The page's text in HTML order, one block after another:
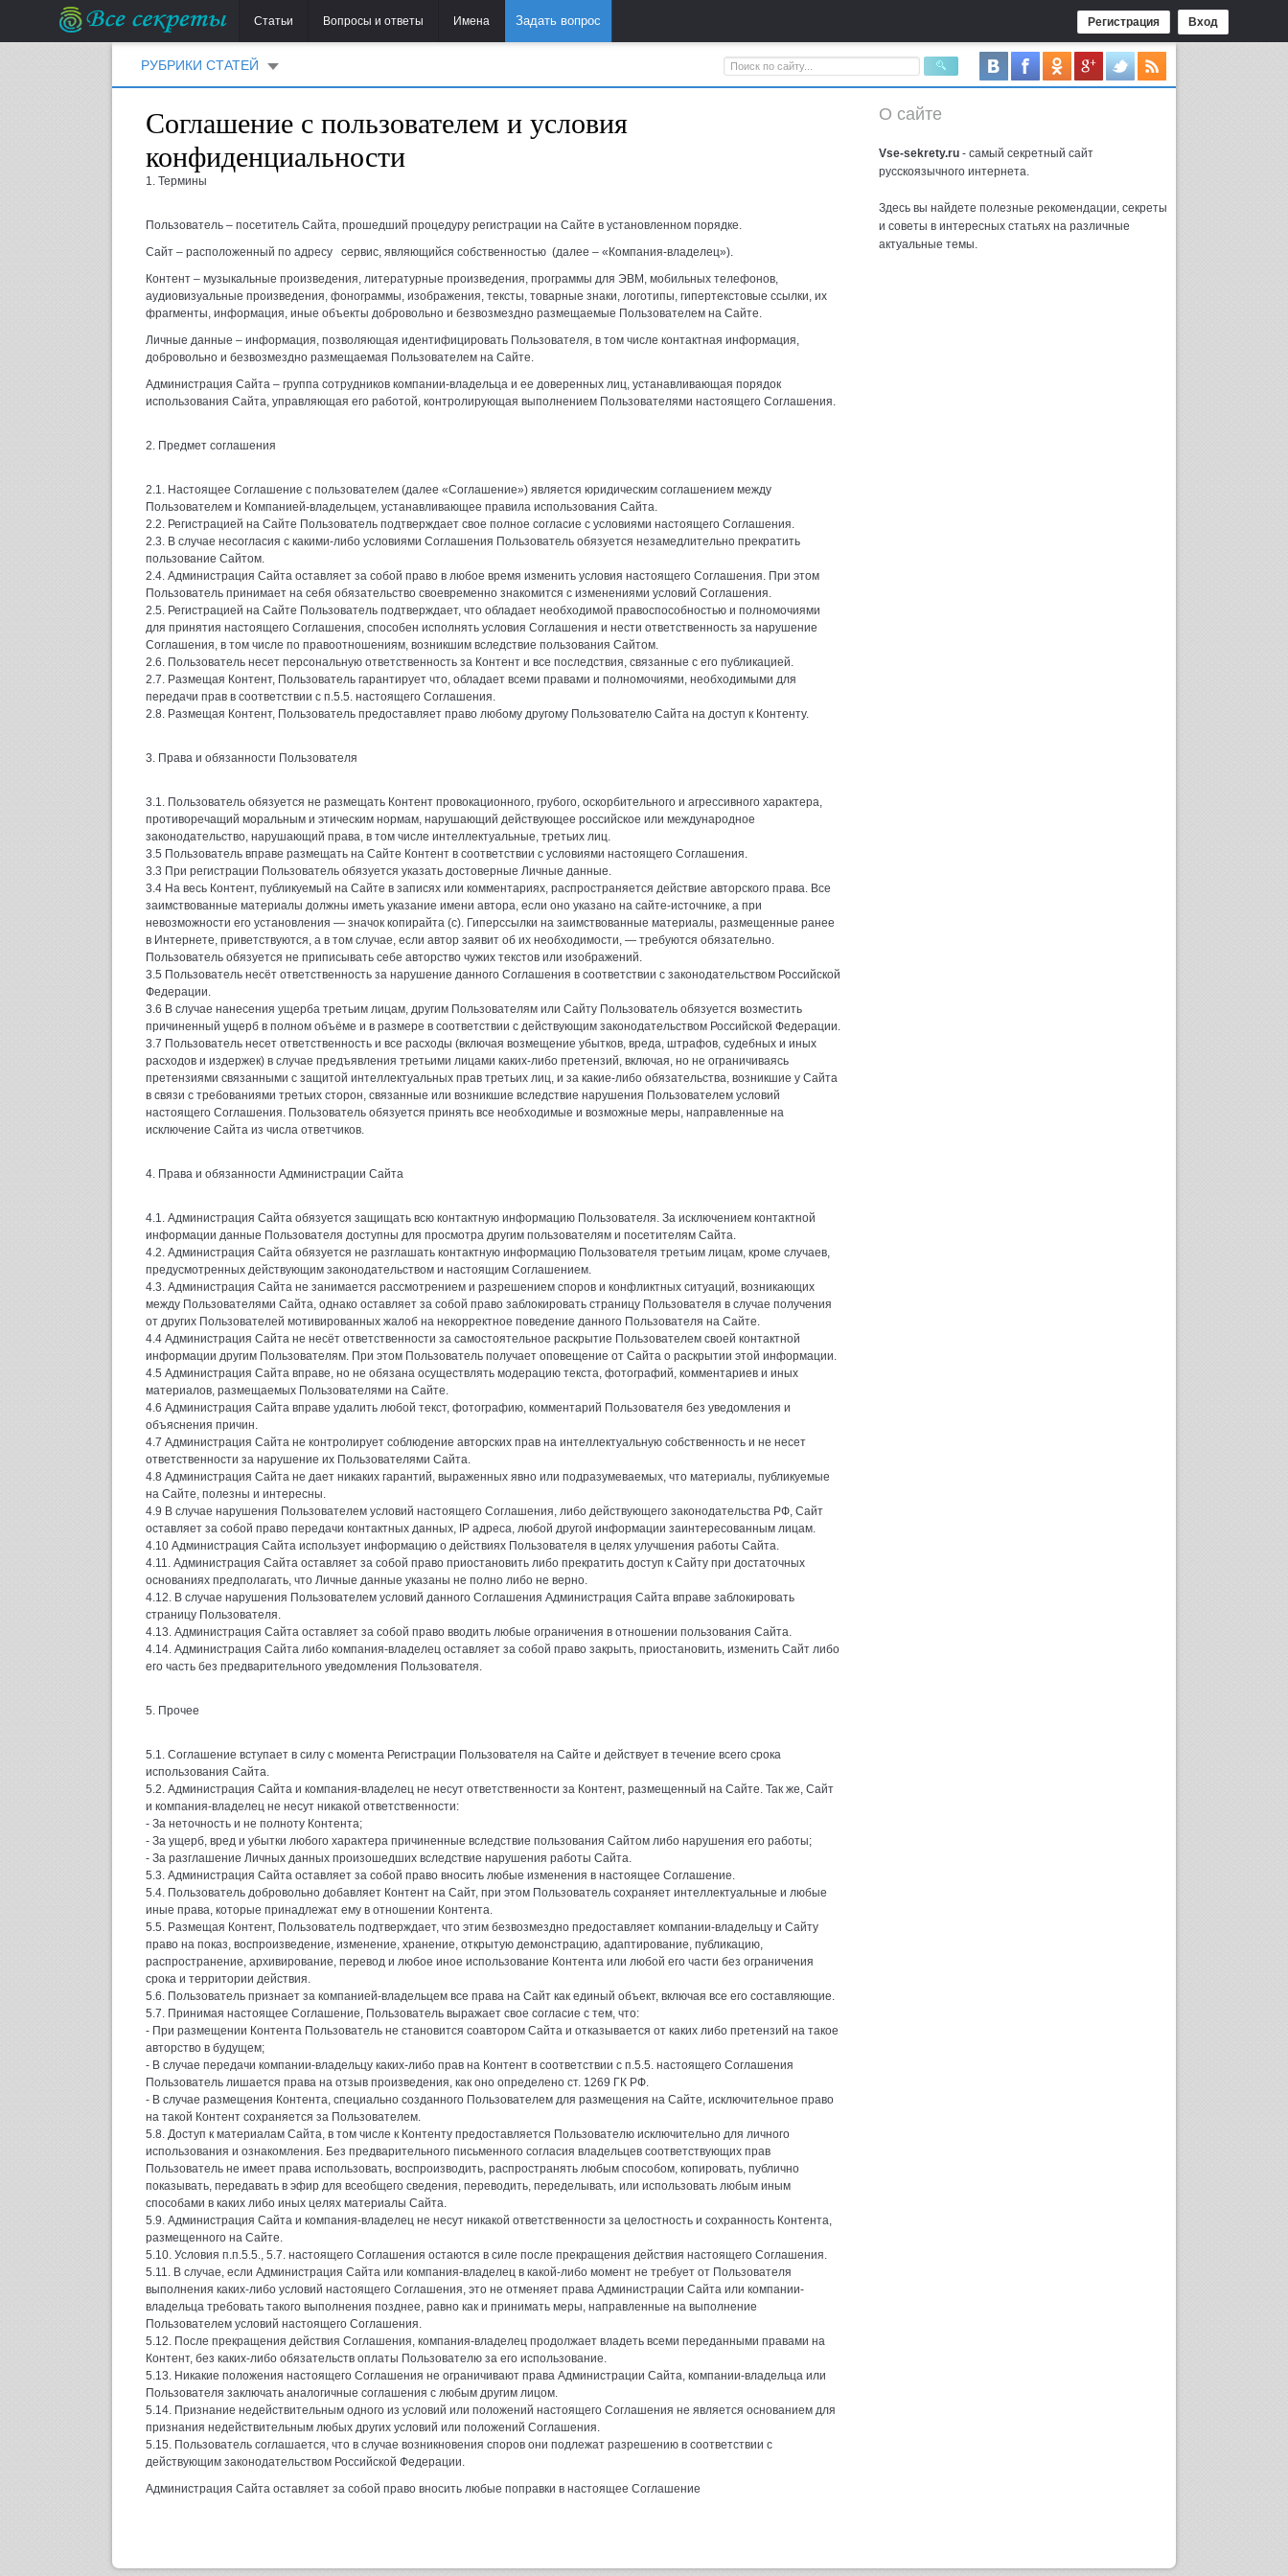
Регистрация Вход
Задать вопрос
Статьи Вопросы и ответы Имена
РУБРИКИ СТАТЕЙ
Соглашение с пользователем и условия
конфиденциальности
1. Термины
Пользователь – посетитель Сайта, прошедший процедуру регистрации на Сайте в установленном порядке.
Сайт – расположенный по адресу сервис, являющийся собственностью (далее – «Компания-владелец»).
Контент – музыкальные произведения, литературные произведения, программы для ЭВМ, мобильных телефонов,
аудиовизуальные произведения, фонограммы, изображения, тексты, товарные знаки, логотипы, гипертекстовые ссылки, их
фрагменты, информация, иные объекты добровольно и безвозмездно размещаемые Пользователем на Сайте.
Личные данные – информация, позволяющая идентифицировать Пользователя, в том числе контактная информация,
добровольно и безвозмездно размещаемая Пользователем на Сайте.
Администрация Сайта – группа сотрудников компании-владельца и ее доверенных лиц, устанавливающая порядок
использования Сайта, управляющая его работой, контролирующая выполнением Пользователями настоящего Соглашения.
2. Предмет соглашения
2.1. Настоящее Соглашение с пользователем (далее «Соглашение») является юридическим соглашением между
Пользователем и Компанией-владельцем, устанавливающее правила использования Сайта.
2.2. Регистрацией на Сайте Пользователь подтверждает свое полное согласие с условиями настоящего Соглашения.
2.3. В случае несогласия с какими-либо условиями Соглашения Пользователь обязуется незамедлительно прекратить
пользование Сайтом.
2.4. Администрация Сайта оставляет за собой право в любое время изменить условия настоящего Соглашения. При этом
Пользователь принимает на себя обязательство своевременно знакомится с изменениями условий Соглашения.
2.5. Регистрацией на Сайте Пользователь подтверждает, что обладает необходимой правоспособностью и полномочиями
для принятия настоящего Соглашения, способен исполнять условия Соглашения и нести ответственность за нарушение
Соглашения, в том числе по правоотношениям, возникшим вследствие пользования Сайтом.
2.6. Пользователь несет персональную ответственность за Контент и все последствия, связанные с его публикацией.
2.7. Размещая Контент, Пользователь гарантирует что, обладает всеми правами и полномочиями, необходимыми для
передачи прав в соответствии с п.5.5. настоящего Соглашения.
2.8. Размещая Контент, Пользователь предоставляет право любому другому Пользователю Сайта на доступ к Контенту.
3. Права и обязанности Пользователя
3.1. Пользователь обязуется не размещать Контент провокационного, грубого, оскорбительного и агрессивного характера,
противоречащий моральным и этическим нормам, нарушающий действующее российское или международное
законодательство, нарушающий права, в том числе интеллектуальные, третьих лиц.
3.5 Пользователь вправе размещать на Сайте Контент в соответствии с условиями настоящего Соглашения.
3.3 При регистрации Пользователь обязуется указать достоверные Личные данные.
3.4 На весь Контент, публикуемый на Сайте в записях или комментариях, распространяется действие авторского права. Все
заимствованные материалы должны иметь указание имени автора, если оно указано на сайте-источнике, а при
невозможности его установления — значок копирайта (с). Гиперссылки на заимствованные материалы, размещенные ранее
в Интернете, приветствуются, а в том случае, если автор заявит об их необходимости, — требуются обязательно.
Пользователь обязуется не приписывать себе авторство чужих текстов или изображений.
3.5 Пользователь несёт ответственность за нарушение данного Соглашения в соответствии с законодательством Российской
Федерации.
3.6 В случае нанесения ущерба третьим лицам, другим Пользователям или Сайту Пользователь обязуется возместить
причиненный ущерб в полном объёме и в размере в соответствии с действующим законодательством Российской Федерации.
3.7 Пользователь несет ответственность и все расходы (включая возмещение убытков, вреда, штрафов, судебных и иных
расходов и издержек) в случае предъявления третьими лицами каких-либо претензий, включая, но не ограничиваясь
претензиями связанными с защитой интеллектуальных прав третьих лиц, и за какие-либо обязательства, возникшие у Сайта
в связи с требованиями третьих сторон, связанные или возникшие вследствие нарушения Пользователем условий
настоящего Соглашения. Пользователь обязуется принять все необходимые и возможные меры, направленные на
исключение Сайта из числа ответчиков.
4. Права и обязанности Администрации Сайта
4.1. Администрация Сайта обязуется защищать всю контактную информацию Пользователя. За исключением контактной
информации данные Пользователя доступны для просмотра другим пользователям и посетителям Сайта.
4.2. Администрация Сайта обязуется не разглашать контактную информацию Пользователя третьим лицам, кроме случаев,
предусмотренных действующим законодательством и настоящим Соглашением.
4.3. Администрация Сайта не занимается рассмотрением и разрешением споров и конфликтных ситуаций, возникающих
между Пользователями Сайта, однако оставляет за собой право заблокировать страницу Пользователя в случае получения
от других Пользователей мотивированных жалоб на некорректное поведение данного Пользователя на Сайте.
4.4 Администрация Сайта не несёт ответственности за самостоятельное раскрытие Пользователем своей контактной
информации другим Пользователям. При этом Пользователь получает оповещение от Сайта о раскрытии этой информации.
4.5 Администрация Сайта вправе, но не обязана осуществлять модерацию текста, фотографий, комментариев и иных
материалов, размещаемых Пользователями на Сайте.
4.6 Администрация Сайта вправе удалить любой текст, фотографию, комментарий Пользователя без уведомления и
объяснения причин.
4.7 Администрация Сайта не контролирует соблюдение авторских прав на интеллектуальную собственность и не несет
ответственности за нарушение их Пользователями Сайта.
4.8 Администрация Сайта не дает никаких гарантий, выраженных явно или подразумеваемых, что материалы, публикуемые
на Сайте, полезны и интересны.
4.9 В случае нарушения Пользователем условий настоящего Соглашения, либо действующего законодательства РФ, Сайт
оставляет за собой право передачи контактных данных, IP адреса, любой другой информации заинтересованным лицам.
4.10 Администрация Сайта использует информацию о действиях Пользователя в целях улучшения работы Сайта.
4.11. Администрация Сайта оставляет за собой право приостановить либо прекратить доступ к Сайту при достаточных
основаниях предполагать, что Личные данные указаны не полно либо не верно.
4.12. В случае нарушения Пользователем условий данного Соглашения Администрация Сайта вправе заблокировать
страницу Пользователя.
4.13. Администрация Сайта оставляет за собой право вводить любые ограничения в отношении пользования Сайта.
4.14. Администрация Сайта либо компания-владелец оставляет за собой право закрыть, приостановить, изменить Сайт либо
его часть без предварительного уведомления Пользователя.
5. Прочее
5.1. Соглашение вступает в силу с момента Регистрации Пользователя на Сайте и действует в течение всего срока
использования Сайта.
5.2. Администрация Сайта и компания-владелец не несут ответственности за Контент, размещенный на Сайте. Так же, Сайт
и компания-владелец не несут никакой ответственности:
- За неточность и не полноту Контента;
- За ущерб, вред и убытки любого характера причиненные вследствие пользования Сайтом либо нарушения его работы;
- За разглашение Личных данных произошедших вследствие нарушения работы Сайта.
5.3. Администрация Сайта оставляет за собой право вносить любые изменения в настоящее Соглашение.
5.4. Пользователь добровольно добавляет Контент на Сайт, при этом Пользователь сохраняет интеллектуальные и любые
иные права, которые принадлежат ему в отношении Контента.
5.5. Размещая Контент, Пользователь подтверждает, что этим безвозмездно предоставляет компании-владельцу и Сайту
право на показ, воспроизведение, изменение, хранение, открытую демонстрацию, адаптирование, публикацию,
распространение, архивирование, перевод и любое иное использование Контента или любой его части без ограничения
срока и территории действия.
5.6. Пользователь признает за компанией-владельцем все права на Сайт как единый объект, включая все его составляющие.
5.7. Принимая настоящее Соглашение, Пользователь выражает свое согласие с тем, что:
- При размещении Контента Пользователь не становится соавтором Сайта и отказывается от каких либо претензий на такое
авторство в будущем;
- В случае передачи компании-владельцу каких-либо прав на Контент в соответствии с п.5.5. настоящего Соглашения
Пользователь лишается права на отзыв произведения, как оно определено ст. 1269 ГК РФ.
- В случае размещения Контента, специально созданного Пользователем для размещения на Сайте, исключительное право
на такой Контент сохраняется за Пользователем.
5.8. Доступ к материалам Сайта, в том числе к Контенту предоставляется Пользователю исключительно для личного
использования и ознакомления. Без предварительного письменного согласия владельцев соответствующих прав
Пользователь не имеет права использовать, воспроизводить, распространять любым способом, копировать, публично
показывать, передавать в эфир для всеобщего сведения, переводить, переделывать, или использовать любым иным
способами в каких либо иных целях материалы Сайта.
5.9. Администрация Сайта и компания-владелец не несут никакой ответственности за целостность и сохранность Контента,
размещенного на Сайте.
5.10. Условия п.п.5.5., 5.7. настоящего Соглашения остаются в силе после прекращения действия настоящего Соглашения.
5.11. В случае, если Администрация Сайта или компания-владелец в какой-либо момент не требует от Пользователя
выполнения каких-либо условий настоящего Соглашения, это не отменяет права Администрации Сайта или компании-
владельца требовать такого выполнения позднее, равно как и принимать меры, направленные на выполнение
Пользователем условий настоящего Соглашения.
5.12. После прекращения действия Соглашения, компания-владелец продолжает владеть всеми переданными правами на
Контент, без каких-либо обязательств оплаты Пользователю за его использование.
5.13. Никакие положения настоящего Соглашения не ограничивают права Администрации Сайта, компании-владельца или
Пользователя заключать аналогичные соглашения с любым другим лицом.
5.14. Признание недействительным одного из условий или положений настоящего Соглашения не является основанием для
признания недействительным любых других условий или положений Соглашения.
5.15. Пользователь соглашается, что в случае возникновения споров они подлежат разрешению в соответствии с
действующим законодательством Российской Федерации.
Администрация Сайта оставляет за собой право вносить любые поправки в настоящее Соглашение
О сайте
Vse-sekrety.ru - самый секретный сайт
русcкоязычного интернета.
Здесь вы найдете полезные рекомендации, секреты
и советы в интересных статьях на различные
актуальные темы.